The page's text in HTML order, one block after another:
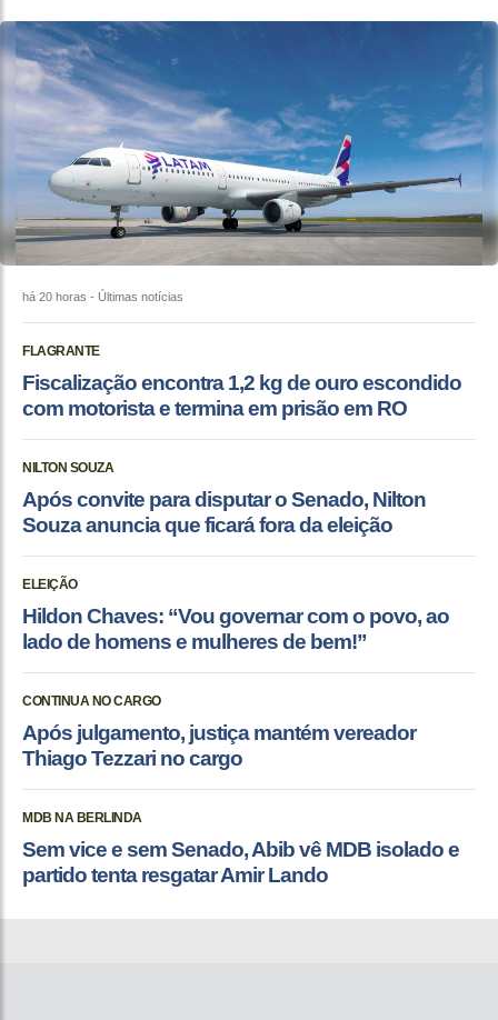
há 20 horas - Últimas notícias
FLAGRANTE
Fiscalização encontra 1,2 kg de ouro escondido
com motorista e termina em prisão em RO
NILTON SOUZA
Após convite para disputar o Senado, Nilton
Souza anuncia que ficará fora da eleição
ELEIÇÃO
Hildon Chaves: “Vou governar com o povo, ao
lado de homens e mulheres de bem!”
CONTINUA NO CARGO
Após julgamento, justiça mantém vereador
Thiago Tezzari no cargo
MDB NA BERLINDA
Sem vice e sem Senado, Abib vê MDB isolado e
partido tenta resgatar Amir Lando